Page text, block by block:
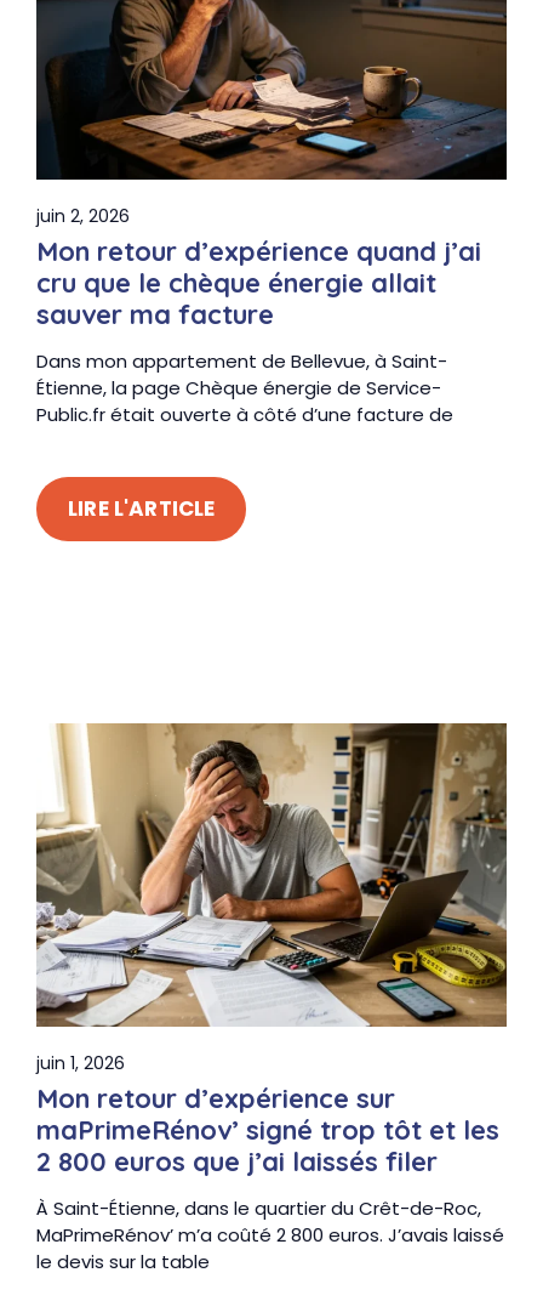
juin 2, 2026
Mon retour d’expérience quand j’ai
cru que le chèque énergie allait
sauver ma facture
Dans mon appartement de Bellevue, à Saint-
Étienne, la page Chèque énergie de Service-
Public.fr était ouverte à côté d’une facture de
LIRE L'ARTICLE
juin 1, 2026
Mon retour d’expérience sur
maPrimeRénov’ signé trop tôt et les
2 800 euros que j’ai laissés filer
À Saint-Étienne, dans le quartier du Crêt-de-Roc,
MaPrimeRénov’ m’a coûté 2 800 euros. J’avais laissé
le devis sur la table